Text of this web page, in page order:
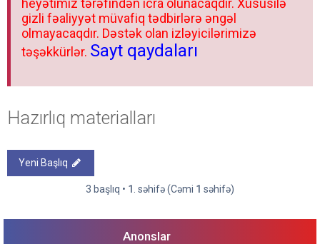
heyətimiz tərəfindən icra olunacaqdır. Xüsusilə
gizli fəaliyyət müvafiq tədbirlərə əngəl
olmayacaqdır. Dəstək olan izləyicilərimizə
təşəkkürlər. Sayt qaydaları
Hazırlıq materialları
Yeni Başlıq
3 başlıq • 1 . səhifə (Cəmi 1 səhifə)
Anonslar